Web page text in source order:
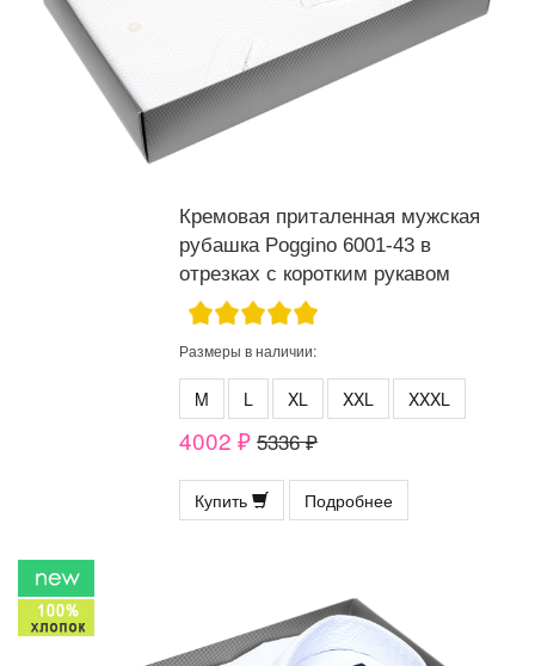
Кремовая приталенная мужская
рубашка Poggino 6001-43 в
отрезках с коротким рукавом
Размеры в наличии:
M L XL XXL XXXL
4002 ₽ 5336 ₽
Купить Подробнее